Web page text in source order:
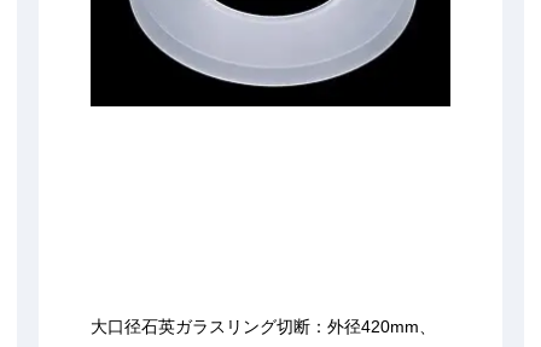
大口径石英ガラスリング切断：外径420mm、